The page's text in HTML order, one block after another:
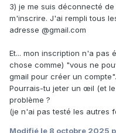
3) je me suis déconnecté
m'inscrire. J'ai rempli tous
adresse @gmail.com
Et... mon inscription n'a pas
chose comme) "vous ne
gmail pour créer un compte".
Pourrais-tu jeter un œil (et
problème ?
(je n'ai pas testé les autres
Modifié le 8 octobre 2025